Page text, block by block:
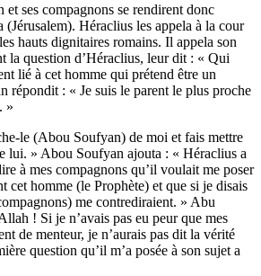
ses compagnons se rendirent donc
(Jérusalem). Héraclius les appela à la cour
hauts dignitaires romains. Il appela son
la question d’Héraclius, leur dit : « Qui
lié à cet homme qui prétend être un
répondit : « Je suis le parent le plus proche
»
le (Abou Soufyan) de moi et fais mettre
lui. » Abou Soufyan ajouta : « Héraclius a
à mes compagnons qu’il voulait me poser
cet homme (le Prophète) et que si je disais
me contrediraient. » Abu
! Si je n’avais pas eu peur que mes
de menteur, je n’aurais pas dit la vérité
question qu’il m’a posée à son sujet a